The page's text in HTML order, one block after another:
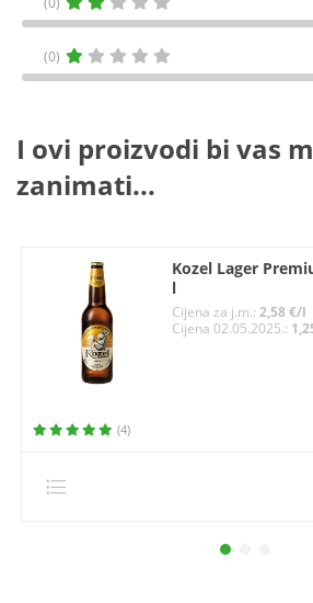
(0)
I ovi proizvodi bi vas
zanimati...
Kozel Lager
l
Cijena za j.m.: 2,58 €/l
Cijena 02.05.2025.:
(4)